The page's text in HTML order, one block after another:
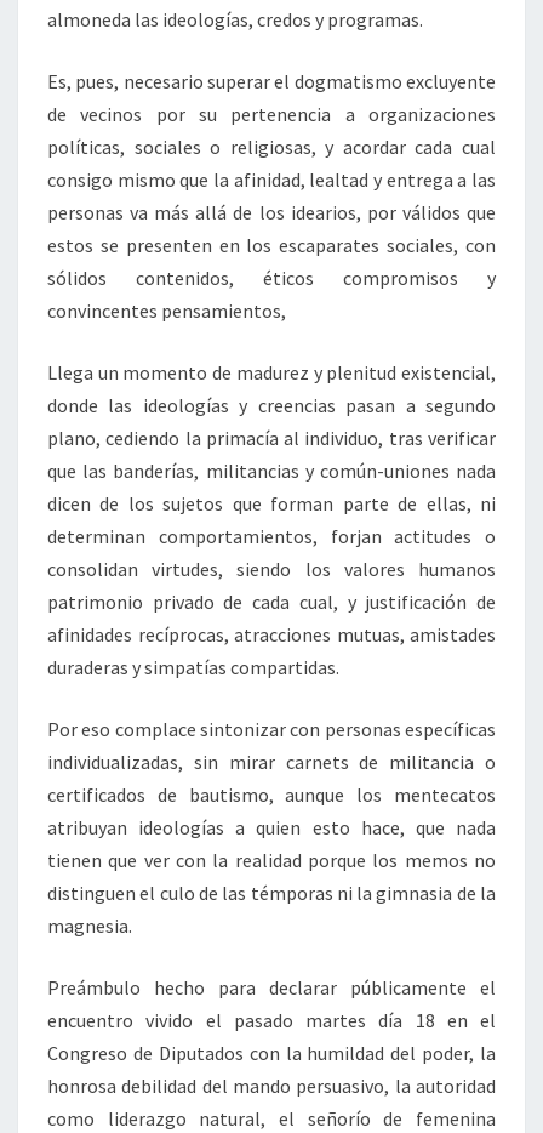
almoneda las ideologías, credos y programas.
Es, pues, necesario superar el dogmatismo excluyente
de vecinos por su pertenencia a organizaciones
políticas, sociales o religiosas, y acordar cada cual
consigo mismo que la afinidad, lealtad y entrega a las
personas va más allá de los idearios, por válidos que
estos se presenten en los escaparates sociales, con
sólidos contenidos, éticos compromisos y
convincentes pensamientos,
Llega un momento de madurez y plenitud existencial,
donde las ideologías y creencias pasan a segundo
plano, cediendo la primacía al individuo, tras verificar
que las banderías, militancias y común-uniones nada
dicen de los sujetos que forman parte de ellas, ni
determinan comportamientos, forjan actitudes o
consolidan virtudes, siendo los valores humanos
patrimonio privado de cada cual, y justificación de
afinidades recíprocas, atracciones mutuas, amistades
duraderas y simpatías compartidas.
Por eso complace sintonizar con personas específicas
individualizadas, sin mirar carnets de militancia o
certificados de bautismo, aunque los mentecatos
atribuyan ideologías a quien esto hace, que nada
tienen que ver con la realidad porque los memos no
distinguen el culo de las témporas ni la gimnasia de la
magnesia.
Preámbulo hecho para declarar públicamente el
encuentro vivido el pasado martes día 18 en el
Congreso de Diputados con la humildad del poder, la
honrosa debilidad del mando persuasivo, la autoridad
como liderazgo natural, el señorío de femenina